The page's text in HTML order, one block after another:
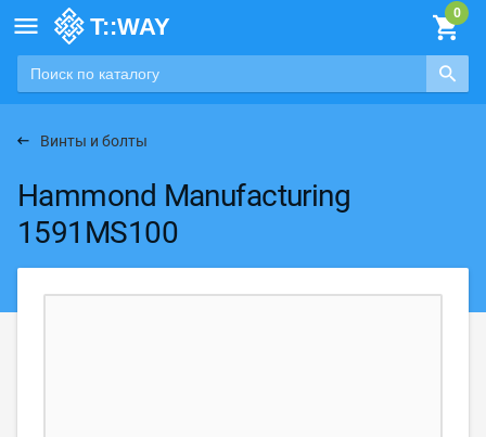

Винты и болты
Hammond Manufacturing
1591MS100